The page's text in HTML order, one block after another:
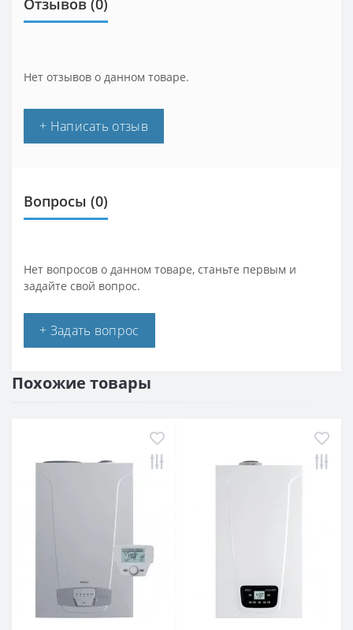
Отзывов (0)
Нет отзывов о данном товаре.
+ Написать отзыв
Вопросы (0)
Нет вопросов о данном товаре, станьте первым и
задайте свой вопрос.
+ Задать вопрос
Похожие товары